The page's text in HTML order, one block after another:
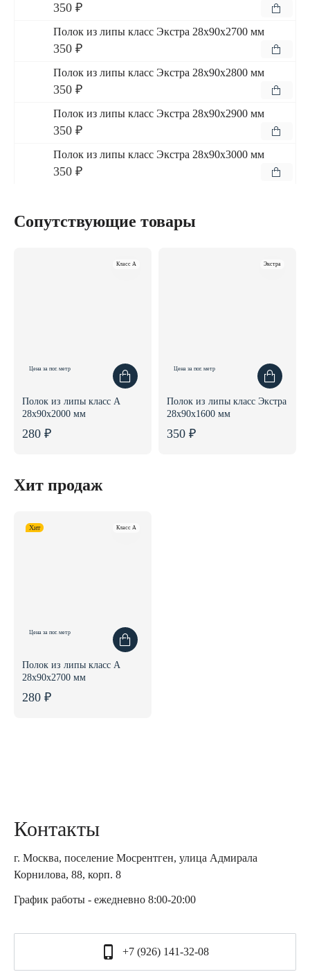
350 ₽
Полок из липы класс Экстра 28x90x2700 мм
350 ₽
Полок из липы класс Экстра 28x90x2800 мм
350 ₽
Полок из липы класс Экстра 28x90x2900 мм
350 ₽
Полок из липы класс Экстра 28x90x3000 мм
350 ₽
Сопутствующие товары
Класс A
Цена за пог. метр
Полок из липы класс А
28x90x2000 мм
280 ₽
Экстра
Цена за пог. метр
Полок из липы класс Экстра
28x90x1600 мм
350 ₽
Хит продаж
Класс A
Хит
Цена за пог. метр
Полок из липы класс А
28x90x2700 мм
280 ₽
Контакты
г. Москва, поселение Мосрентген, улица Адмирала
Корнилова, 88, корп. 8
График работы - ежедневно 8:00-20:00
+7 (926) 141-32-08